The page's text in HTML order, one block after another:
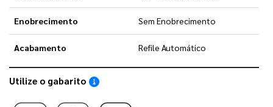
Enobrecimento Sem Enobrecimento
Acabamento Refile Automático
Utilize o gabarito Saiba como utilizar os nossos gabaritos